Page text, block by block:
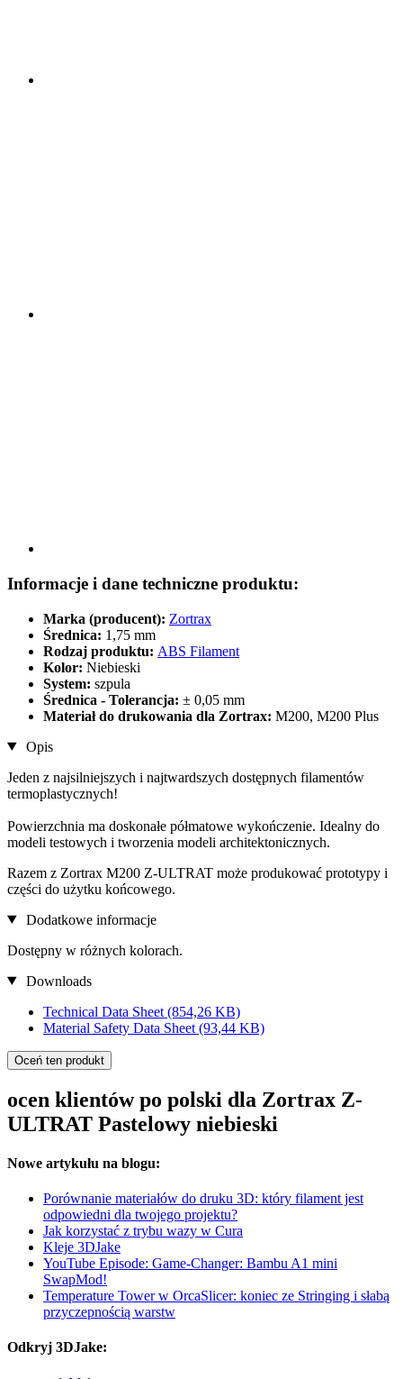
Informacje i dane techniczne produktu:
Marka (producent): Zortrax
Średnica: 1,75 mm
Rodzaj produktu: ABS Filament
Kolor: Niebieski
System: szpula
Średnica - Tolerancja: ± 0,05 mm
Materiał do drukowania dla Zortrax: M200, M200 Plus
Opis
Jeden z najsilniejszych i najtwardszych dostępnych filamentów
termoplastycznych!
Powierzchnia ma doskonałe półmatowe wykończenie. Idealny do
modeli testowych i tworzenia modeli architektonicznych.
Razem z Zortrax M200 Z-ULTRAT może produkować prototypy i
części do użytku końcowego.
Dodatkowe informacje
Dostępny w różnych kolorach.
Downloads
Technical Data Sheet (854,26 KB)
Material Safety Data Sheet (93,44 KB)
Oceń ten produkt
ocen klientów po polski dla Zortrax Z-
ULTRAT Pastelowy niebieski
Nowe artykułu na blogu:
Porównanie materiałów do druku 3D: który filament jest
odpowiedni dla twojego projektu?
Jak korzystać z trybu wazy w Cura
Kleje 3DJake
YouTube Episode: Game-Changer: Bambu A1 mini
SwapMod!
Temperature Tower w OrcaSlicer: koniec ze Stringing i słabą
przyczepnością warstw
Odkryj 3DJake: